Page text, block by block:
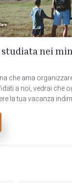
studiata nei
che ama
a noi, vedrai che
la tua vacanza